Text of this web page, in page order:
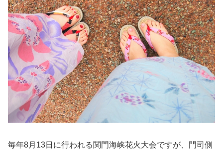
毎年8月13日に行われる関門海峡花火大会ですが、門司側